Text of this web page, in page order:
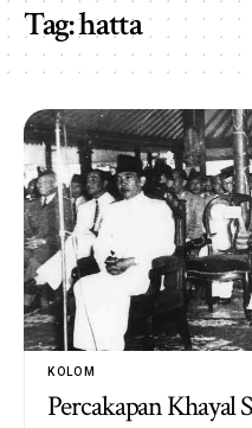
Tag:hatta
KOLOM
Percakapan Khayal